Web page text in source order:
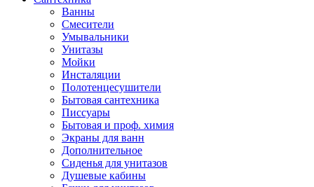
Ванны
Смесители
Умывальники
Унитазы
Мойки
Инсталяции
Полотенцесушители
Бытовая сантехника
Писсуары
Бытовая и проф. химия
Экраны для ванн
Дополнительное
Сиденья для унитазов
Душевые кабины